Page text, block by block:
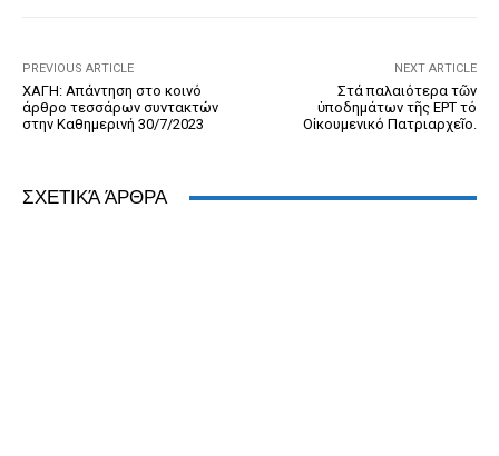
k
PREVIOUS ARTICLE
ΧΑΓΗ: Απάντηση στο κοινό
άρθρο τεσσάρων συντακτών
στην Καθημερινή 30/7/2023
NEXT ARTICLE
Στά παλαιότερα τῶν
ὑποδημάτων τῆς ΕΡΤ τό
Οἰκουμενικό Πατριαρχεῖο.
ΣΧΕΤΙΚΆ ΆΡΘΡΑ